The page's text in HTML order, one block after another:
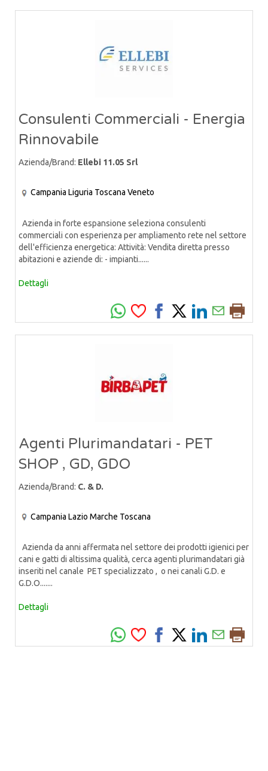
Consulenti Commerciali - Energia
Rinnovabile
Azienda/Brand: Ellebi 11.05 Srl
Campania Liguria Toscana Veneto
Azienda in forte espansione seleziona consulenti
commerciali con esperienza per ampliamento rete nel settore
dell'efficienza energetica: Attività: Vendita diretta presso
abitazioni e aziende di: - impianti......
Dettagli
Agenti Plurimandatari - PET
SHOP , GD, GDO
Azienda/Brand: C. & D.
Campania Lazio Marche Toscana
Azienda da anni affermata nel settore dei prodotti igienici per
cani e gatti di altissima qualità, cerca agenti plurimandatari già
inseriti nel canale PET specializzato , o nei canali G.D. e
G.D.O.......
Dettagli